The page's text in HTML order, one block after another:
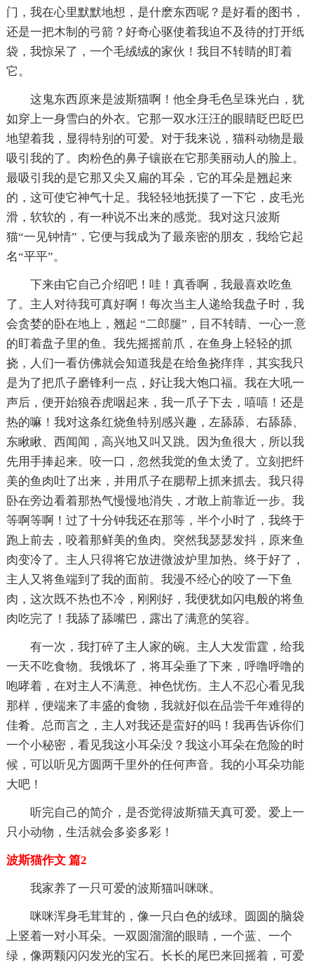
门，我在心里默默地想，是什麽东西呢？是好看的图书，
还是一把木制的弓箭？好奇心驱使着我迫不及待的打开纸
袋，我惊呆了，一个毛绒绒的家伙！我目不转睛的盯着
它。
这鬼东西原来是波斯猫啊！他全身毛色呈珠光白，犹
如穿上一身雪白的外衣。它那一双水汪汪的眼睛眨巴眨巴
地望着我，显得特别的可爱。对于我来说，猫科动物是最
吸引我的了。肉粉色的鼻子镶嵌在它那美丽动人的脸上。
最吸引我的是它那又尖又扁的耳朵，它的耳朵是翘起来
的，这可使它神气十足。我轻轻地抚摸了一下它，皮毛光
滑，软软的，有一种说不出来的感觉。我对这只波斯
猫“一见钟情”，它便与我成为了最亲密的朋友，我给它起
名“平平”。
下来由它自己介绍吧！哇！真香啊，我最喜欢吃鱼
了。主人对待我可真好啊！每次当主人递给我盘子时，我
会贪婪的卧在地上，翘起 “二郎腿”，目不转睛、一心一意
的盯着盘子里的鱼。我先摇摇前爪，在鱼身上轻轻的抓
挠，人们一看仿佛就会知道我是在给鱼挠痒痒，其实我只
是为了把爪子磨锋利一点，好让我大饱口福。我在大吼一
声后，便开始狼吞虎咽起来，我一爪子下去，嘻嘻！还是
热的嘛！我对这条红烧鱼特别感兴趣，左舔舔、右舔舔、
东瞅瞅、西闻闻，高兴地又叫又跳。因为鱼很大，所以我
先用手捧起来。咬一口，忽然我觉的鱼太烫了。立刻把纤
美的鱼肉吐了出来，并用爪子在腮帮上抓来抓去。我只得
卧在旁边看着那热气慢慢地消失，才敢上前靠近一步。我
等啊等啊！过了十分钟我还在那等，半个小时了，我终于
跑上前去，咬着那鲜美的鱼肉。突然我瑟瑟发抖，原来鱼
肉变冷了。主人只得将它放进微波炉里加热。终于好了，
主人又将鱼端到了我的面前。我漫不经心的咬了一下鱼
肉，这次既不热也不冷，刚刚好，我便犹如闪电般的将鱼
肉吃完了！我舔了舔嘴巴，露出了满意的笑容。
有一次，我打碎了主人家的碗。主人大发雷霆，给我
一天不吃食物。我饿坏了，将耳朵垂了下来，呼噜呼噜的
咆哮着，在对主人不满意。神色忧伤。主人不忍心看见我
那样，便端来了丰盛的食物，我就好似在品尝千年难得的
佳肴。总而言之，主人对我还是蛮好的吗！我再告诉你们
一个小秘密，看见我这小耳朵没？我这小耳朵在危险的时
候，可以听见方圆两千里外的任何声音。我的小耳朵功能
大吧！
听完自己的简介，是否觉得波斯猫天真可爱。爱上一
只小动物，生活就会多姿多彩！
波斯猫作文 篇2
我家养了一只可爱的波斯猫叫咪咪。
咪咪浑身毛茸茸的，像一只白色的绒球。圆圆的脑袋
上竖着一对小耳朵。一双圆溜溜的眼睛，一个蓝、一个
绿，像两颗闪闪发光的宝石。长长的尾巴来回摇着，可爱